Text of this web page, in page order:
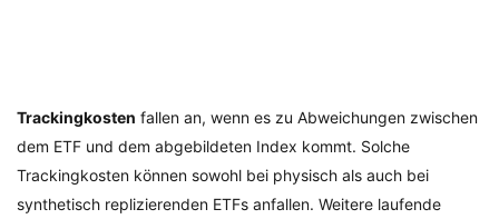
Trackingkosten fallen an, wenn es zu Abweichungen zwischen
dem ETF und dem abgebildeten Index kommt. Solche
Trackingkosten können sowohl bei physisch als auch bei
synthetisch replizierenden ETFs anfallen. Weitere laufende